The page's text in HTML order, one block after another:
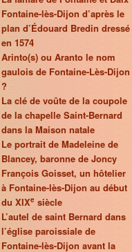
Fontaine-lès-Dijon d’après le
plan d’Édouard Bredin dressé
en 1574
Arinto(s) ou Aranto le nom
gaulois de Fontaine-Lès-Dijon
?
La clé de voûte de la coupole
de la chapelle Saint-Bernard
dans la Maison natale
Le portrait de Madeleine de
Blancey, baronne de Joncy
François Goisset, un hôtelier
à Fontaine-lès-Dijon au début
du XIXe siècle
L’autel de saint Bernard dans
l’église paroissiale de
Fontaine-lès-Dijon avant la